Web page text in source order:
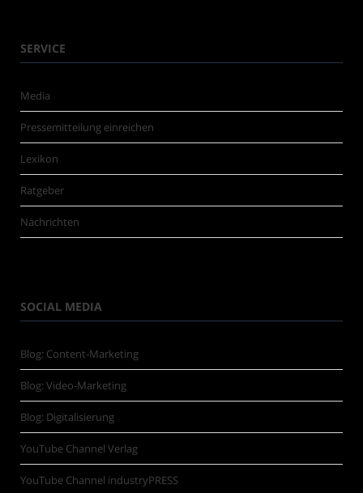
SERVICE
Media
Pressemitteilung einreichen
Lexikon
Ratgeber
Nachrichten
SOCIAL MEDIA
Blog: Content-Marketing
Blog: Video-Marketing
Blog: Digitalisierung
YouTube Channel Verlag
YouTube Channel industryPRESS